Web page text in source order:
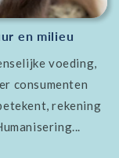
en milieu
voeding,
consumenten
rekening